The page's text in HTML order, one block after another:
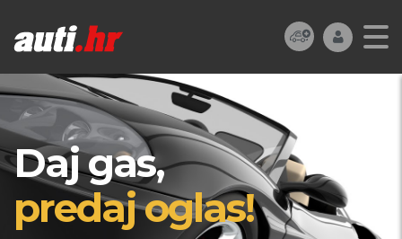
Daj gas,
predaj oglas!